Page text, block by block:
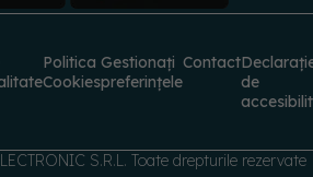
Politica
Cookies
Gestionați
preferințele
Contact
de
S.R.L. Toate drepturile rezervate